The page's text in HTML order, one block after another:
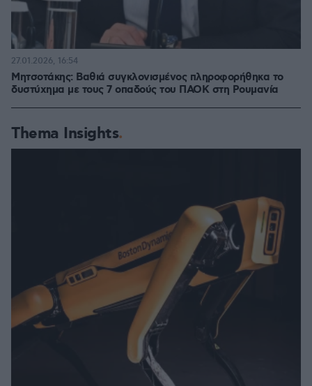
Μητσοτάκης: Βαθιά συγκλονισμένος πληροφορήθηκα το
δυστύχημα με τους 7 οπαδούς του ΠΑΟΚ στη Ρουμανία
27.01.2026, 16:54
Thema Insights